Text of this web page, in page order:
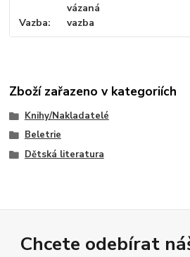
Vazba
vázaná
vazba
Zboží zařazeno v kategoriích
Knihy/Nakladatelé
Beletrie
Dětská literatura
Chcete odebírat